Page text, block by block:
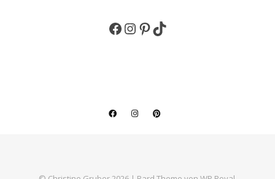
Facebook
Instagram
Pinterest
TikTok